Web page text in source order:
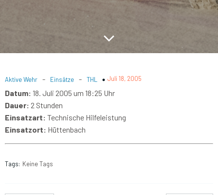
Aktive Wehr - Einsätze - THL Juli 18, 2005
Datum: 18. Juli 2005 um 18:25 Uhr
Dauer: 2 Stunden
Einsatzart: Technische Hilfeleistung
Einsatzort: Hüttenbach
Tags: Keine Tags